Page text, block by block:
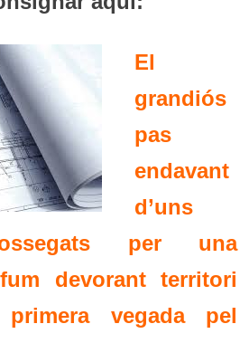
El
grandiós
pas
endavant
d’uns
per una
devorant territori
vegada pel